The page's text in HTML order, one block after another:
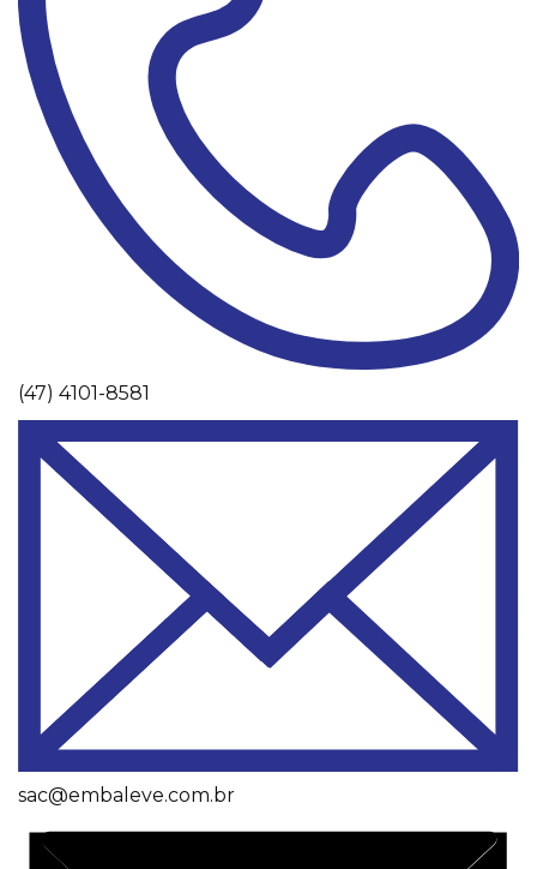
(47) 4101-8581
sac@embaleve.com.br